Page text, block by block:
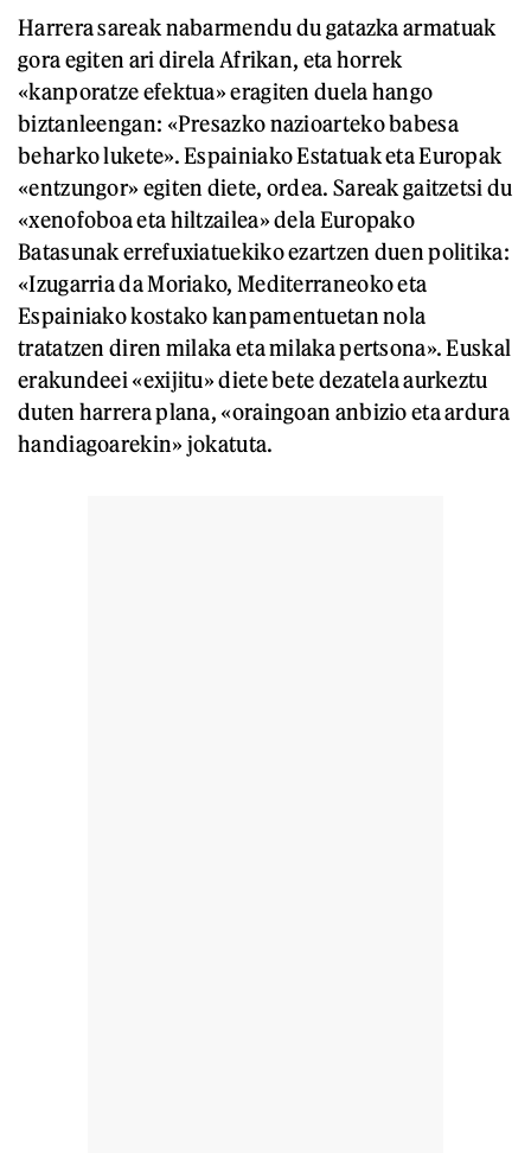
Harrera sareak nabarmendu du gatazka armatuak
gora egiten ari direla Afrikan, eta horrek
«kanporatze efektua» eragiten duela hango
biztanleengan: «Presazko nazioarteko babesa
beharko lukete». Espainiako Estatuak eta Europak
«entzungor» egiten diete, ordea. Sareak gaitzetsi du
«xenofoboa eta hiltzailea» dela Europako
Batasunak errefuxiatuekiko ezartzen duen politika:
«Izugarria da Moriako, Mediterraneoko eta
Espainiako kostako kanpamentuetan nola
tratatzen diren milaka eta milaka pertsona». Euskal
erakundeei «exijitu» diete bete dezatela aurkeztu
duten harrera plana, «oraingoan anbizio eta ardura
handiagoarekin» jokatuta.